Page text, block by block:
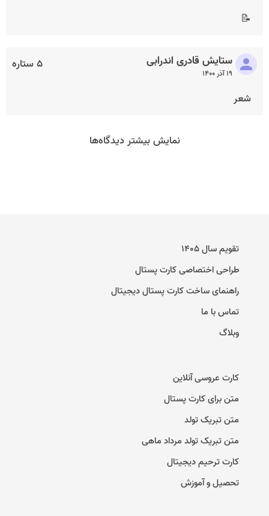
📝
۵ ستاره ستایش قادری اندرابی
۱۹ آذر ۱۴۰۰
شعر
نمایش بیشتر دیدگاه‌ها
تقویم سال ۱۴۰۵
طراحی اختصاصی کارت پستال
راهنمای ساخت کارت پستال دیجیتال
تماس با ما
وبلاگ
کارت عروسی آنلاین
متن برای کارت پستال
متن تبریک تولد
متن تبریک تولد مرداد ماهی
کارت ترحیم دیجیتال
تحصیل و آموزش